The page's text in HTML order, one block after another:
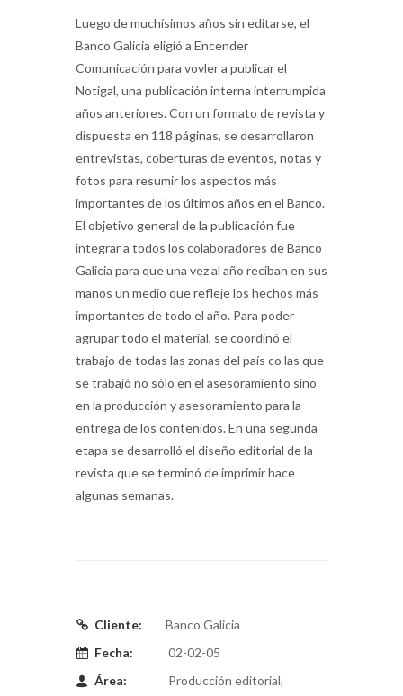
Luego de muchísimos años sin editarse, el
Banco Galicia eligió a Encender
Comunicación para vovler a publicar el
Notigal, una publicación interna interrumpida
años anteriores. Con un formato de revista y
dispuesta en 118 páginas, se desarrollaron
entrevistas, coberturas de eventos, notas y
fotos para resumir los aspectos más
importantes de los últimos años en el Banco.
El objetivo general de la publicación fue
integrar a todos los colaboradores de Banco
Galicia para que una vez al año reciban en sus
manos un medio que refleje los hechos más
importantes de todo el año. Para poder
agrupar todo el material, se coordinó el
trabajo de todas las zonas del país co las que
se trabajó no sólo en el asesoramiento sino
en la producción y asesoramiento para la
entrega de los contenidos. En una segunda
etapa se desarrolló el diseño editorial de la
revista que se terminó de imprimir hace
algunas semanas.
Cliente:
Banco Galicia
Fecha:
02-02-05
Área:
Producción editorial,